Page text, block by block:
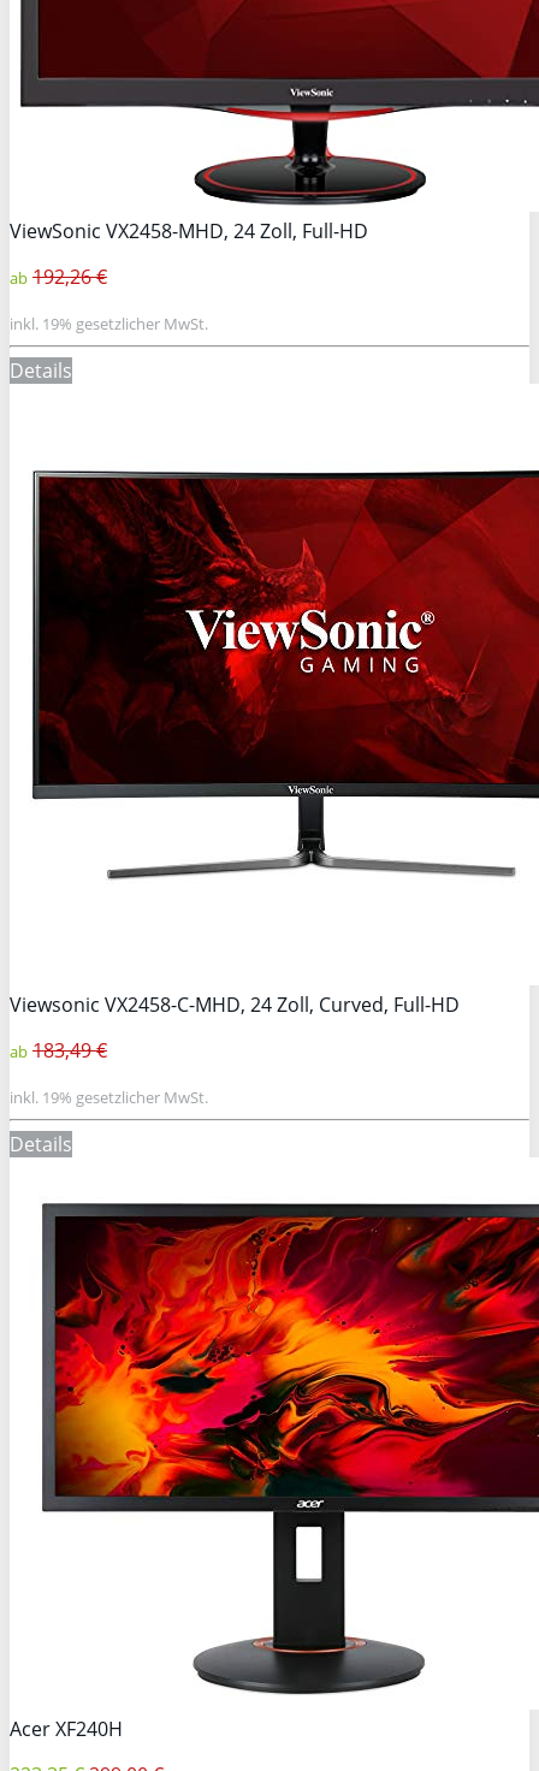
ViewSonic VX2458-MHD, 24 Zoll, Full-HD
ab 192,26 €
inkl. 19% gesetzlicher MwSt.
Details
Viewsonic VX2458-C-MHD, 24 Zoll, Curved, Full-HD
ab 183,49 €
inkl. 19% gesetzlicher MwSt.
Details
Acer XF240H